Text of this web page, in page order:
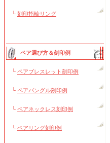
└ 刻印指輪リング
ペア選び方＆刻印例
└ ペアブレスレット刻印例
└ ペアバングル刻印例
└ ペアネックレス刻印例
└ ペアリング刻印例